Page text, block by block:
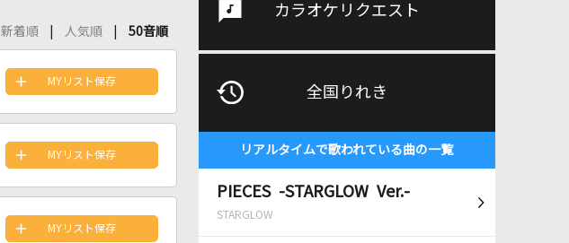
カラオケリクエスト
全国りれき
リアルタイムで歌われている曲の一覧
PIECES -STARGLOW Ver.-
STARGLOW
新着順
人気順 50音順
MYリスト保存
MYリスト保存
MYリスト保存